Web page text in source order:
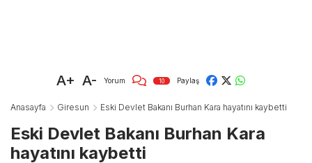
A+ A- Yorum 10 Paylaş
Anasayfa Giresun Eski Devlet Bakanı Burhan Kara hayatını kaybetti
Eski Devlet Bakanı Burhan Kara
hayatını kaybetti